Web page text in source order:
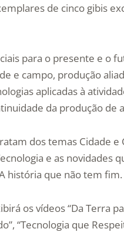
de cinco gibis
para o presente e o
e campo, produção
aplicadas à
da produção de
dos temas Cidade e
e as novidades
história que não tem fim.
os vídeos “Da Terra
“Tecnologia que